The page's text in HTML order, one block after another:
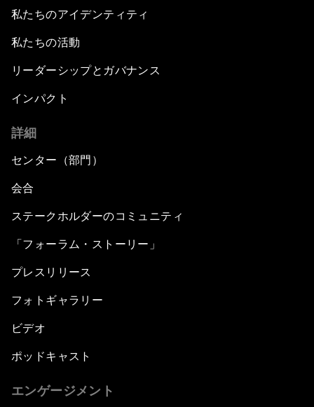
私たちのアイデンティティ
私たちの活動
リーダーシップとガバナンス
インパクト
詳細
センター（部門）
会合
ステークホルダーのコミュニティ
「フォーラム・ストーリー」
プレスリリース
フォトギャラリー
ビデオ
ポッドキャスト
エンゲージメント